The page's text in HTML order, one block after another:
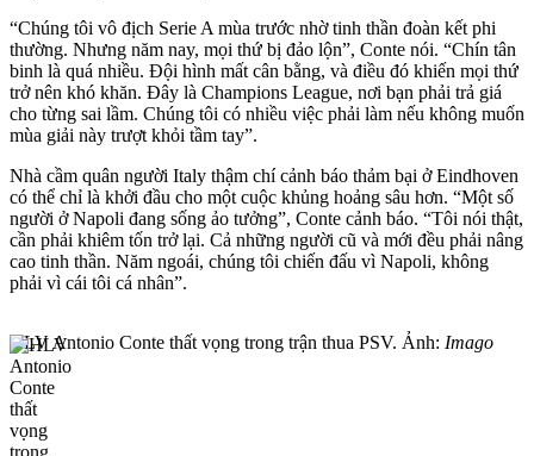
“Chúng tôi vô địch Serie A mùa trước nhờ tinh thần đoàn kết phi
thường. Nhưng năm nay, mọi thứ bị đảo lộn”, Conte nói. “Chín tân
binh là quá nhiều. Đội hình mất cân bằng, và điều đó khiến mọi thứ
trở nên khó khăn. Đây là Champions League, nơi bạn phải trả giá
cho từng sai lầm. Chúng tôi có nhiều việc phải làm nếu không muốn
mùa giải này trượt khỏi tầm tay”.
Nhà cầm quân người Italy thậm chí cảnh báo thảm bại ở Eindhoven
có thể chỉ là khởi đầu cho một cuộc khủng hoảng sâu hơn. “Một số
người ở Napoli đang sống ảo tưởng”, Conte cảnh báo. “Tôi nói thật,
cần phải khiêm tốn trở lại. Cả những người cũ và mới đều phải nâng
cao tinh thần. Năm ngoái, chúng tôi chiến đấu vì Napoli, không
phải vì cái tôi cá nhân”.
HLV Antonio Conte thất vọng trong trận thua PSV. Ảnh: Imago